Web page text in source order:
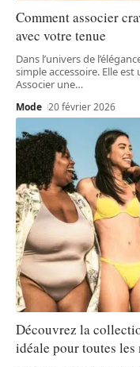
Comment associer
avec votre tenue
Dans l’univers de
simple accessoire. Elle
Associer une…
Mode 20 février 2026
Découvrez la
idéale pour toutes